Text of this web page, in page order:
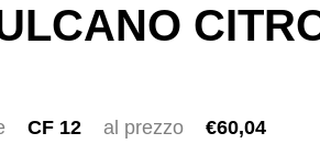
CF 12 al prezzo €60,04